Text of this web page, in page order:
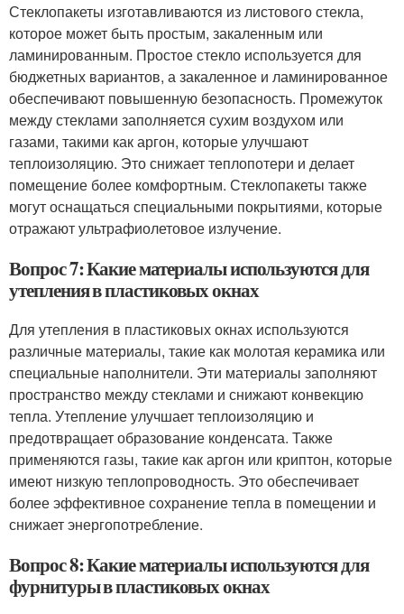
Стеклопакеты изготавливаются из листового стекла,
которое может быть простым, закаленным или
ламинированным. Простое стекло используется для
бюджетных вариантов, а закаленное и ламинированное
обеспечивают повышенную безопасность. Промежуток
между стеклами заполняется сухим воздухом или
газами, такими как аргон, которые улучшают
теплоизоляцию. Это снижает теплопотери и делает
помещение более комфортным. Стеклопакеты также
могут оснащаться специальными покрытиями, которые
отражают ультрафиолетовое излучение.
Вопрос 7: Какие материалы используются для
утепления в пластиковых окнах
Для утепления в пластиковых окнах используются
различные материалы, такие как молотая керамика или
специальные наполнители. Эти материалы заполняют
пространство между стеклами и снижают конвекцию
тепла. Утепление улучшает теплоизоляцию и
предотвращает образование конденсата. Также
применяются газы, такие как аргон или криптон, которые
имеют низкую теплопроводность. Это обеспечивает
более эффективное сохранение тепла в помещении и
снижает энергопотребление.
Вопрос 8: Какие материалы используются для
фурнитуры в пластиковых окнах